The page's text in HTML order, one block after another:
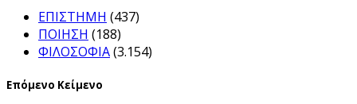
ΕΠΙΣΤΗΜΗ (437)
ΠΟΙΗΣΗ (188)
ΦΙΛΟΣΟΦΙΑ(3.154)
Επόμενο Κείμενο